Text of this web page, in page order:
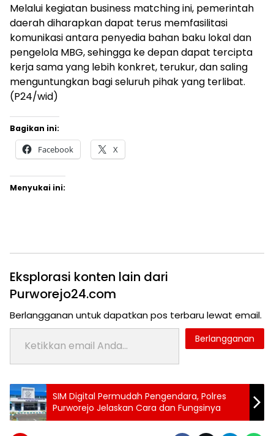
Melalui kegiatan business matching ini, pemerintah
daerah diharapkan dapat terus memfasilitasi
komunikasi antara penyedia bahan baku lokal dan
pengelola MBG, sehingga ke depan dapat tercipta
kerja sama yang lebih konkret, terukur, dan saling
menguntungkan bagi seluruh pihak yang terlibat.
(P24/wid)
Bagikan ini:
Facebook X
Menyukai ini:
Eksplorasi konten lain dari
Purworejo24.com
Berlangganan untuk dapatkan pos terbaru lewat email.
Ketikkan email Anda...
Berlangganan
Tag:
24 jam
purworejo
SIM Digital Permudah Pengendara, Polres
Purworejo Jelaskan Cara dan Fungsinya